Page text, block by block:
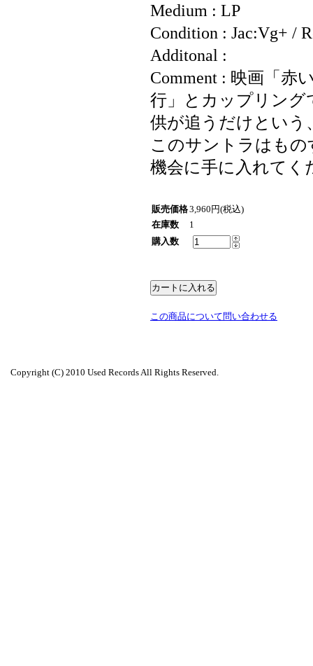
Medium : LP
Condition : Jac:Vg+ /
Additonal :
Comment : 映画「赤
行」とカップリング
供が追うだけとい
このサントラはも
機会に手に入れてく
販売価格3,960円(税込)
在庫数
1
購入数
この商品について問い合わせる
Copyright (C) 2010 Used Records All Rights Reserved.